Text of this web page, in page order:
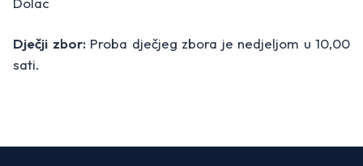
Dječji zbor: Proba dječjeg zbora je nedjeljom u 10,00
sati.